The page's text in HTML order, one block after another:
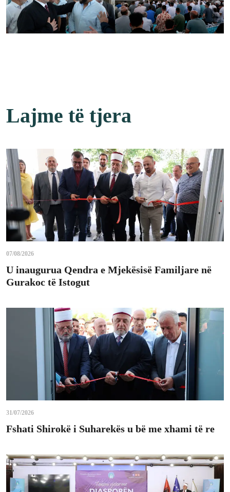
Lajme të tjera
07/08/2026
U inaugurua Qendra e Mjekësisë Familjare në
Gurakoc të Istogut
31/07/2026
Fshati Shirokë i Suharekës u bë me xhami të re